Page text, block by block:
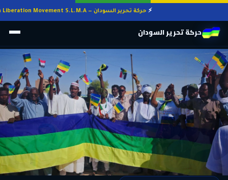
حركة تحرير السودان — Sudan Liberation Movement S.L.M.A
حركة تحرير السودان